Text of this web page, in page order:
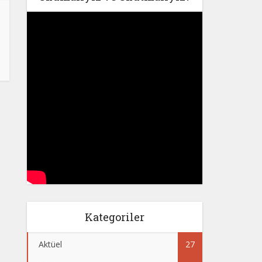
Kategoriler
Aktüel 27